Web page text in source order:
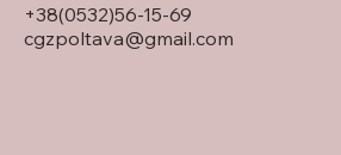
+38(0532)56-15-69
cgzpoltava@gmail.com